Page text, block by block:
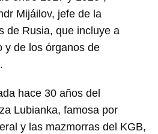
Mijáilov, jefe de la
de Rusia, que incluye a
y de los órganos de
hace 30 años del
Lubianka, famosa por
y las mazmorras del KGB,